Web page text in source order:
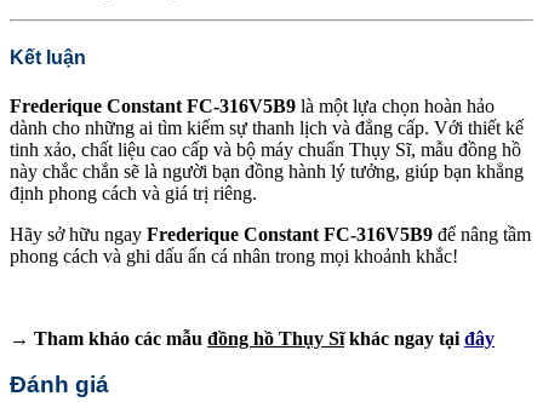
Kết luận
Frederique Constant FC-316V5B9 là một lựa chọn hoàn hảo
dành cho những ai tìm kiếm sự thanh lịch và đẳng cấp. Với thiết kế
tinh xảo, chất liệu cao cấp và bộ máy chuẩn Thụy Sĩ, mẫu đồng hồ
này chắc chắn sẽ là người bạn đồng hành lý tưởng, giúp bạn khẳng
định phong cách và giá trị riêng.
Hãy sở hữu ngay Frederique Constant FC-316V5B9 để nâng tầm
phong cách và ghi dấu ấn cá nhân trong mọi khoảnh khắc!
→ Tham khảo các mẫu đồng hồ Thụy Sĩkhác ngay tại đây
Đánh giá